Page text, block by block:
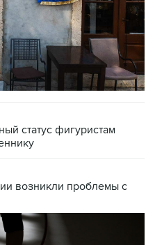
статус фигуристам
возникли проблемы с